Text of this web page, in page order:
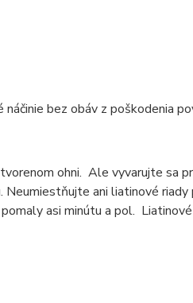
bez obáv z poškodenia
ohni. Ale vyvarujte sa
ani liatinové riady
asi minútu a pol.